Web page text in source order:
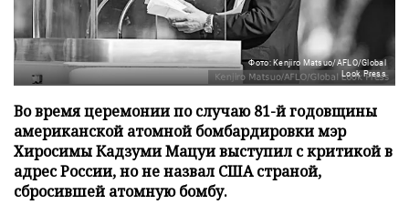
Фото: Kenjiro Matsuo/AFLO/Global
Look Press
Во время церемонии по случаю 81-й годовщины
американской атомной бомбардировки мэр
Хиросимы Кадзуми Мацуи выступил с критикой в
адрес России, но не назвал США страной,
сбросившей атомную бомбу.